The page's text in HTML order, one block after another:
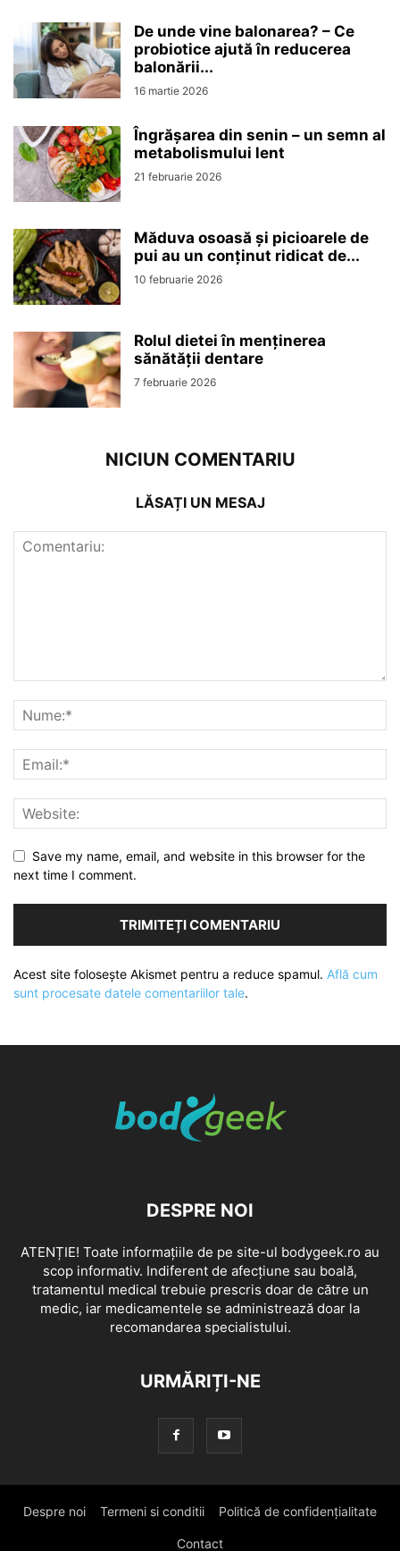
De unde vine balonarea? – Ce
probiotice ajută în reducerea
balonării...
16 martie 2026
Îngrășarea din senin – un semn al
metabolismului lent
21 februarie 2026
Măduva osoasă și picioarele de
pui au un conținut ridicat de...
10 februarie 2026
Rolul dietei în menținerea
sănătății dentare
7 februarie 2026
NICIUN COMENTARIU
LĂSAȚI UN MESAJ
Save my name, email, and website in this browser for the
next time I comment.
Acest site folosește Akismet pentru a reduce spamul. Află cum
sunt procesate datele comentariilor tale.
DESPRE NOI
ATENȚIE! Toate informațiile de pe site-ul bodygeek.ro au
scop informativ. Indiferent de afecțiune sau boală,
tratamentul medical trebuie prescris doar de către un
medic, iar medicamentele se administrează doar la
recomandarea specialistului.
URMĂRIȚI-NE
Despre noi Termeni si conditii Politică de confidențialitate
Contact